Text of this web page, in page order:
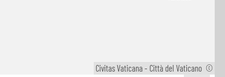
Civitas Vaticana - Città del Vaticano ©